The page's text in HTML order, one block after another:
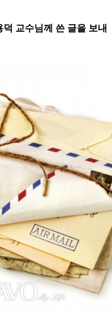
교수님께 쓴 글을 보내